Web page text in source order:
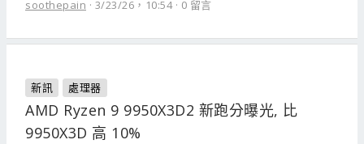
soothepain 3/23/26，10:54 0 留言
新訊 處理器
AMD Ryzen 9 9950X3D2 新跑分曝光, 比
9950X3D 高 10%